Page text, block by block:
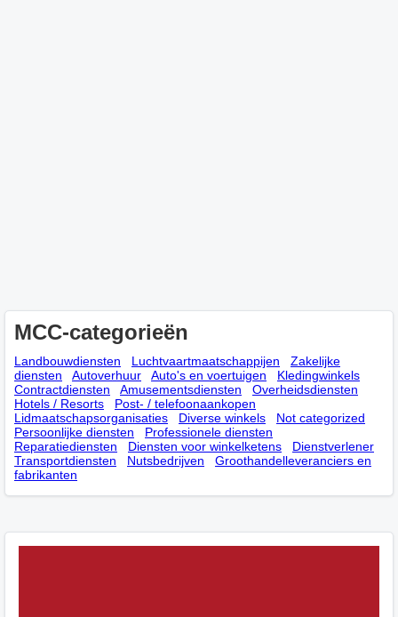
MCC-categorieën
Landbouwdiensten Luchtvaartmaatschappijen
Zakelijke
diensten
Autoverhuur Auto's en voertuigen
Kledingwinkels
Contractdiensten
Amusementsdiensten
Overheidsdiensten
Hotels / Resorts
Post- / telefoonaankopen
Lidmaatschapsorganisaties
Diverse winkels
Not categorized
Persoonlijke diensten
Professionele diensten
Reparatiediensten
Diensten voor winkelketens
Dienstverlener
Transportdiensten
Nutsbedrijven
Groothandelleveranciers en
fabrikanten